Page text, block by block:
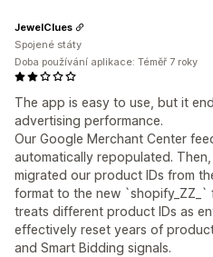
The app is easy to use, but it
advertising performance.
Our Google Merchant Center
automatically repopulated.
migrated our product IDs from
format to the new `shopify_ZZ_`
treats different product IDs as
effectively reset years of
and Smart Bidding signals.
JewelClues
Spojené státy
Doba používání aplikace: Téměř 7 roky